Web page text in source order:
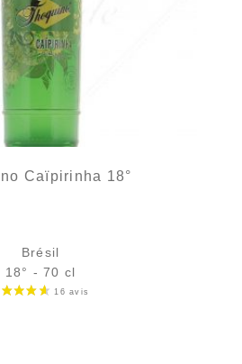
Caïpirinha 18°
Brésil
18° - 70 cl